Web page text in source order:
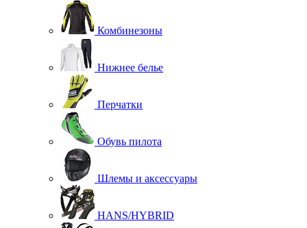
Комбинезоны
Нижнее белье
Перчатки
Обувь пилота
Шлемы и аксессуары
HANS/HYBRID